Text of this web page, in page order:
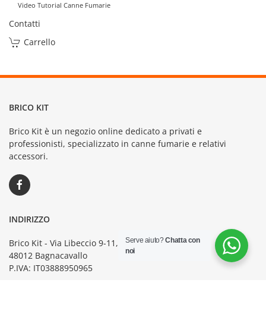
Video Tutorial Canne Fumarie
Contatti
Carrello
BRICO KIT
Brico Kit è un negozio online dedicato a privati e
professionisti, specializzato in canne fumarie e relativi
accessori.
INDIRIZZO
Brico Kit - Via Libeccio 9-11,
48012 Bagnacavallo
P.IVA: IT03888950965
Serve aiuto?Chatta con
noi